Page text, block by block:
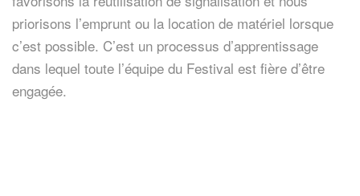
priorisons l’emprunt ou la location de matériel lorsque
c’est possible. C’est un processus d’apprentissage
dans lequel toute l’équipe du Festival est fière d’être
engagée.